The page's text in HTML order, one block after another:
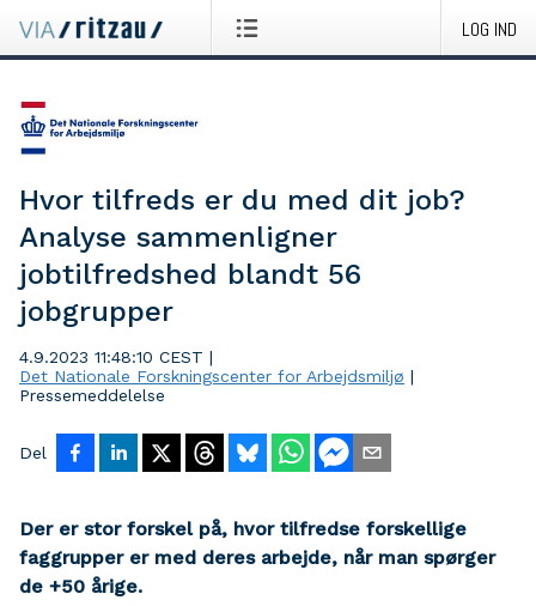
LOG IND
Hvor tilfreds er du med dit job?
Analyse sammenligner
jobtilfredshed blandt 56
jobgrupper
4.9.2023 11:48:10 CEST |
Det Nationale Forskningscenter for Arbejdsmiljø |
Pressemeddelelse
Del
Der er stor forskel på, hvor tilfredse forskellige
faggrupper er med deres arbejde, når man spørger
de +50 årige.